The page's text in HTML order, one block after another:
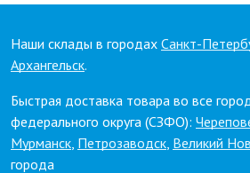
Наши склады в городах Санкт-
Архангельск.
Быстрая доставка товара во все
федерального округа (СЗФО):
Мурманск, Петрозаводск, Великий
города